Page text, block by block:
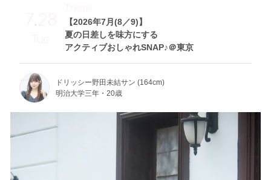
7.28
Tue
【2026年7月(8／9)】
夏の日差しを味方にする
アクティブおしゃれSNAP♪＠東京
Theme
ドリッシー野田未結サン (164cm)
明治大学三年・20歳